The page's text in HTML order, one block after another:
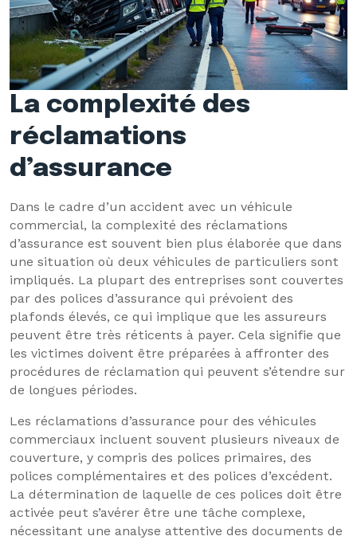
La complexité des
réclamations
d’assurance
Dans le cadre d’un accident avec un véhicule
commercial, la complexité des réclamations
d’assurance est souvent bien plus élaborée que dans
une situation où deux véhicules de particuliers sont
impliqués. La plupart des entreprises sont couvertes
par des polices d’assurance qui prévoient des
plafonds élevés, ce qui implique que les assureurs
peuvent être très réticents à payer. Cela signifie que
les victimes doivent être préparées à affronter des
procédures de réclamation qui peuvent s’étendre sur
de longues périodes.
Les réclamations d’assurance pour des véhicules
commerciaux incluent souvent plusieurs niveaux de
couverture, y compris des polices primaires, des
polices complémentaires et des polices d’excédent.
La détermination de laquelle de ces polices doit être
activée peut s’avérer être une tâche complexe,
nécessitant une analyse attentive des documents de